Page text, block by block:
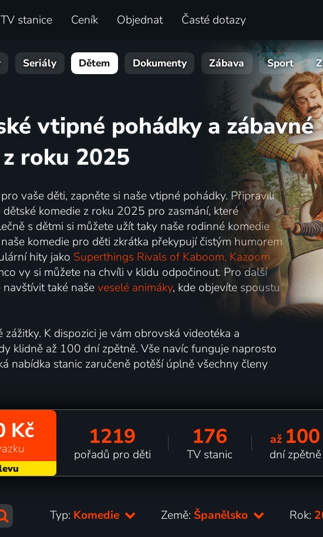
TV stanice Ceník Objednat Časté dotazy
Seriály Dětem Dokumenty Zábava Sport
vtipné pohádky a zábavné
roku 2025
vaše děti, zapněte si naše vtipné pohádky. Připravili
komedie z roku 2025 pro zasmání, které
s dětmi si můžete užít taky naše rodinné komedie
komedie pro děti zkrátka překypují čistým humorem
hity jako Superthings Rivals of Kaboom, Kazoom
vy si můžete na chvíli v klidu odpočinout. Pro další
také naševeselé animáky, kde objevíte spoustu
K dispozici je vám obrovská videotéka a
klidně až 100 dní zpětně. Vše navíc funguje naprosto
nabídka stanic zaručeně potěší úplně všechny členy
Kč 1219
pořadů pro děti
176
TV stanic
až 100
dní zpětně
Typ: Komedie Země: Španělsko Rok: